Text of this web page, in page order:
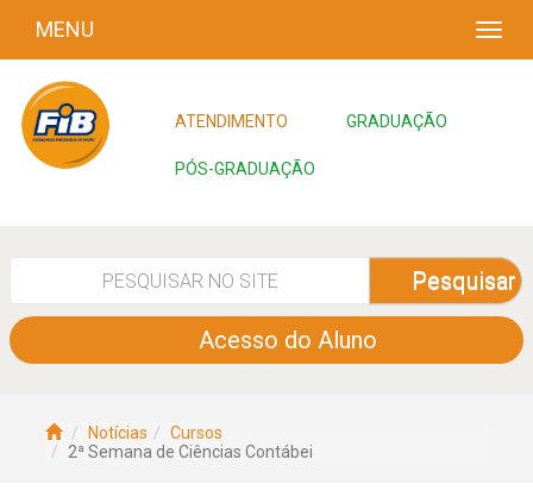
MENU
ATENDIMENTO GRADUAÇÃO
PÓS-GRADUAÇÃO
Pesquisar
Acesso do Aluno
Notícias
Cursos
2ª Semana de Ciências Contábei